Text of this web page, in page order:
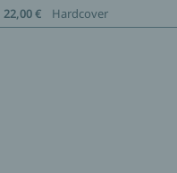
22,00 €
Hardcover